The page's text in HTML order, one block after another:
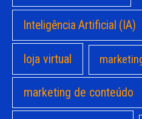
Inteligência Artificial (IA)
loja virtual
marketing de conteúdo